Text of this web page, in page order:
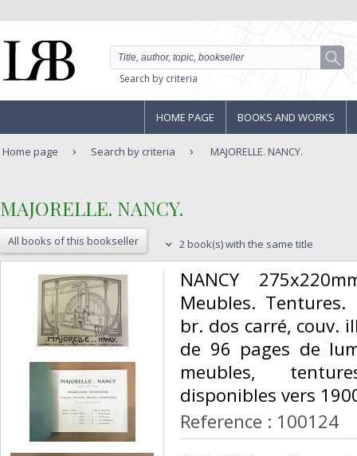
Search by criteria
HOME PAGE BOOKS AND WORKS
Home page Search by criteria MAJORELLE. NANCY.
‎MAJORELLE. NANCY.‎
All books of this bookseller 2 book(s) with the same title
‎NANCY
Meubles.
br. dos carré, couv.
de 96 pages de
meubles,
disponibles vers
Reference : 100124